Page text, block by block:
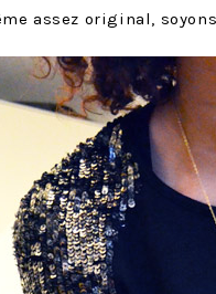
assez original,